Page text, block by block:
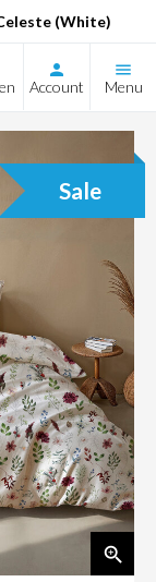
(White)
Account Menu
Sale